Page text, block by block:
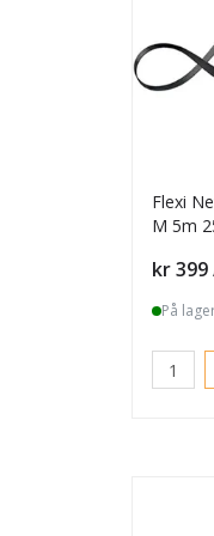
Flexi
M 5m
Pris
kr 399
På